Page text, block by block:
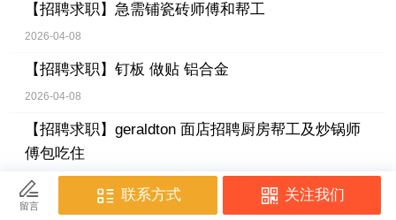
【招聘求职】 急需铺瓷砖师傅和帮工
2026-04-08
【招聘求职】 钉板 做贴 铝合金
2026-04-08
【招聘求职】 geraldton 面店招聘厨房帮工及炒锅师
傅包吃住
2026-04-07
【招聘求职】招 钉板 大工 中工 小工